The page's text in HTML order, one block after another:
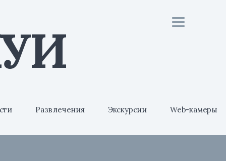
Развлечения Экскурсии Web-камеры